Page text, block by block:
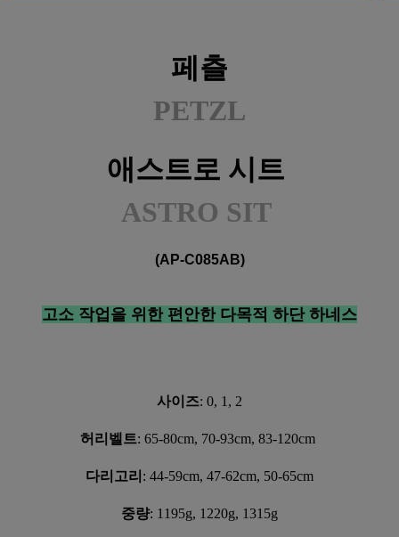
페츨
PETZL
애스트로 시트
ASTRO SIT
(AP-C085AB)
고소 작업을 위한 편안한 다목적 하단 하네스
사이즈: 0, 1, 2
허리벨트: 65-80cm, 70-93cm, 83-120cm
다리고리 : 44-59cm, 47-62cm, 50-65cm
중량: 1195g, 1220g, 1315g